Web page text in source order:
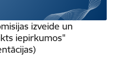
izveide un
iepirkumos"